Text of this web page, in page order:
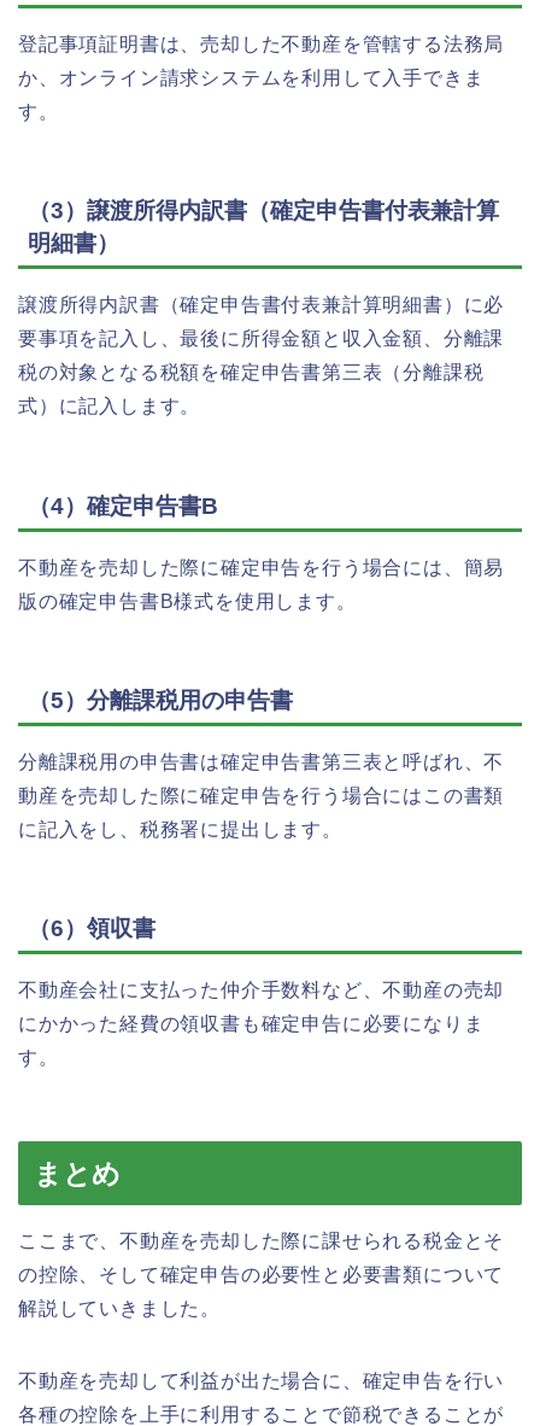
登記事項証明書は、売却した不動産を管轄する法務局
か、オンライン請求システムを利用して入手できま
す。
（3）譲渡所得内訳書（確定申告書付表兼計算
明細書）
譲渡所得内訳書（確定申告書付表兼計算明細書）に必
要事項を記入し、最後に所得金額と収入金額、分離課
税の対象となる税額を確定申告書第三表（分離課税
式）に記入します。
（4）確定申告書B
不動産を売却した際に確定申告を行う場合には、簡易
版の確定申告書B様式を使用します。
（5）分離課税用の申告書
分離課税用の申告書は確定申告書第三表と呼ばれ、不
動産を売却した際に確定申告を行う場合にはこの書類
に記入をし、税務署に提出します。
（6）領収書
不動産会社に支払った仲介手数料など、不動産の売却
にかかった経費の領収書も確定申告に必要になりま
す。
まとめ
ここまで、不動産を売却した際に課せられる税金とそ
の控除、そして確定申告の必要性と必要書類について
解説していきました。
不動産を売却して利益が出た場合に、確定申告を行い
各種の控除を上手に利用することで節税できることが